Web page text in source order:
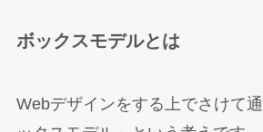
ボックスモデルとは
Webデザインをする上でさけて